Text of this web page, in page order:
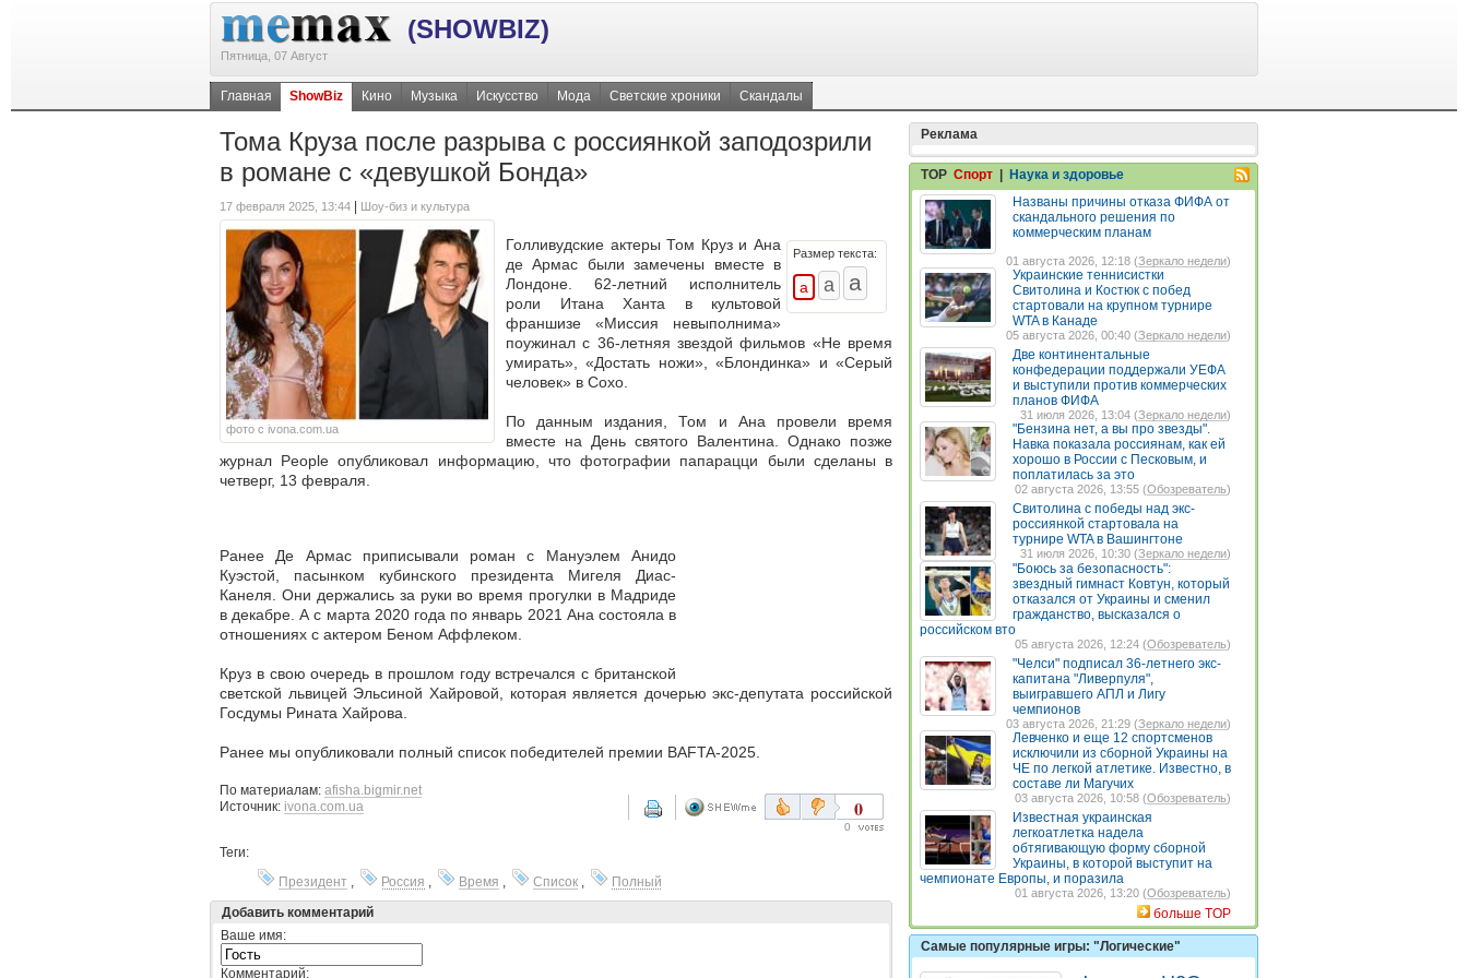
(SHOWBIZ)
Пятница, 07 Август
Главная ShowBiz Кино Музыка Искусство Мода Светские хроники Скандалы
Тома Круза после разрыва с россиянкой заподозрили
в романе с «девушкой Бонда»
17 февраля 2025, 13:44 Шоу-биз и культура
фото с ivona.com.ua
Размер текста:
Голливудские актеры Том Круз и Ана
де Армас были замечены вместе в
Лондоне. 62-летний исполнитель
роли Итана Ханта в культовой
франшизе «Миссия невыполнима»
поужинал с 36-летняя звездой фильмов «Не время
умирать», «Достать ножи», «Блондинка» и «Серый
человек» в Сохо.
По данным издания, Том и Ана провели время
вместе на День святого Валентина. Однако позже
журнал People опубликовал информацию, что фотографии папарацци были сделаны в
четверг, 13 февраля.
Ранее Де Армас приписывали роман с Мануэлем Анидо
Куэстой, пасынком кубинского президента Мигеля Диас-
Канеля. Они держались за руки во время прогулки в Мадриде
в декабре. А с марта 2020 года по январь 2021 Ана состояла в
отношениях с актером Беном Аффлеком.
Круз в свою очередь в прошлом году встречался с британской
светской львицей Эльсиной Хайровой, которая является дочерью экс-депутата российской
Госдумы Рината Хайрова.
Ранее мы опубликовали полный список победителей премии BAFTA-2025.
По материалам: afisha.bigmir.net
Источник: ivona.com.ua 0
0
Теги:
Президент , Россия , Время , Список ,
Полный
Добавить комментарий
Ваше имя:
Комментарий:
Реклама
TOP Спорт
Наука и здоровье
Названы причины отказа ФИФА от
скандального решения по
коммерческим планам
01 августа 2026, 12:18 (Зеркало недели)
Украинские теннисистки
Свитолина и Костюк с побед
стартовали на крупном турнире
WTA в Канаде
05 августа 2026, 00:40 (Зеркало недели)
Две континентальные
конфедерации поддержали УЕФА
и выступили против коммерческих
планов ФИФА
31 июля 2026, 13:04 (Зеркало недели)
"Бензина нет, а вы про звезды".
Навка показала россиянам, как ей
хорошо в России с Песковым, и
поплатилась за это
02 августа 2026, 13:55 (Обозреватель)
Свитолина с победы над экс-
россиянкой стартовала на
турнире WTA в Вашингтоне
31 июля 2026, 10:30 (Зеркало недели)
"Боюсь за безопасность":
звездный гимнаст Ковтун, который
отказался от Украины и сменил
гражданство, высказался о
российском вто
05 августа 2026, 12:24 (Обозреватель)
"Челси" подписал 36-летнего экс-
капитана "Ливерпуля",
выигравшего АПЛ и Лигу
чемпионов
03 августа 2026, 21:29 (Зеркало недели)
Левченко и еще 12 спортсменов
исключили из сборной Украины на
ЧЕ по легкой атлетике. Известно, в
составе ли Магучих
03 августа 2026, 10:58 (Обозреватель)
Известная украинская
легкоатлетка надела
обтягивающую форму сборной
Украины, в которой выступит на
чемпионате Европы, и поразила
01 августа 2026, 13:20 (Обозреватель)
больше TOP
Самые популярные игры: "Логические"